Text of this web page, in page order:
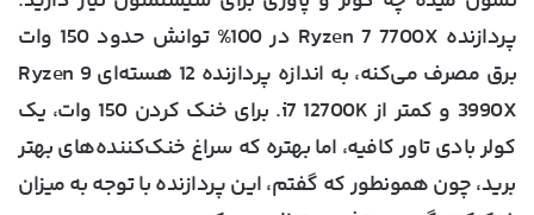
پردازنده Ryzen 7 7700X در 100% توانش حدود 150 وات
برق مصرف می‌کنه، به اندازه پردازنده 12 هسته‌ای Ryzen 9
3990X و کمتر از i7 12700K. برای خنک کردن 150 وات، یک
کولر بادی تاور کافیه، اما بهتره که سراغ خنک‌کننده‌های بهتر
برید، چون همونطور که گفتم، این پردازنده با توجه به میزان